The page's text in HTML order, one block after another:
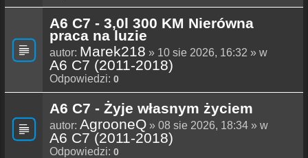
A6 C7 - 3,0l 300 KM Nierówna
praca na luzie
autor: Marek218 » 10 sie 2026, 16:32 » w
A6 C7 (2011-2018)
Odpowiedzi: 0
A6 C7 - Żyje własnym życiem
autor: AgrooneQ » 08 sie 2026, 18:34 » w
A6 C7 (2011-2018)
Odpowiedzi: 0